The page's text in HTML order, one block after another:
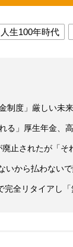
人生100年時代
制度」厳しい未
る」厚生年金、
止されたが「そ
いから払わない
完全リタイアし